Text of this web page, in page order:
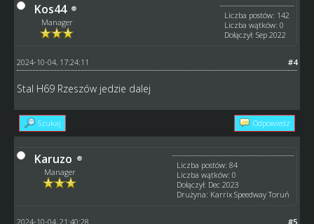
Kos44
Manager
Liczba postów: 142
Liczba wątków: 0
Dołączył: Sep 2022
#4
2024-10-04, 17:24:11
Stal H69 Rzeszów jedzie dalej
Szukaj Odpowiedz
Karuzo
Manager
Liczba postów: 84
Liczba wątków: 0
Dołączył: Dec 2023
Drużyna: Karrix Speedway Toruń
#5
2024-10-04, 21:40:28